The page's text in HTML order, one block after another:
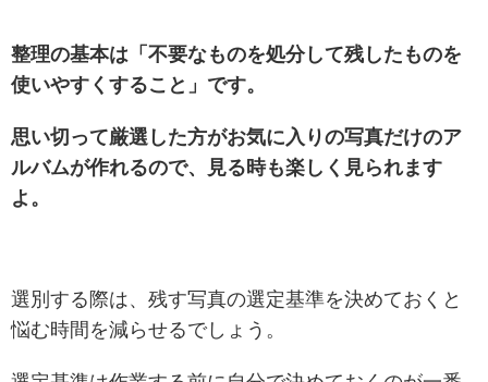
整理の基本は「不要なものを処分して残したものを
使いやすくすること」です。
思い切って厳選した方がお気に入りの写真だけのア
ルバムが作れるので、見る時も楽しく見られます
よ。
選別する際は、残す写真の選定基準を決めておくと
悩む時間を減らせるでしょう。